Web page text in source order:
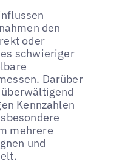
den
oder
schwieriger
Darüber
Kennzahlen
mehrere
und